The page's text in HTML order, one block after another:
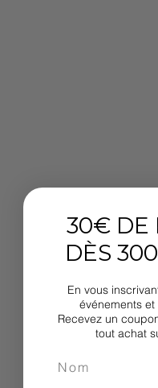
30€ DE
DÈS
En vous
événements et
Recevez un
tout achat